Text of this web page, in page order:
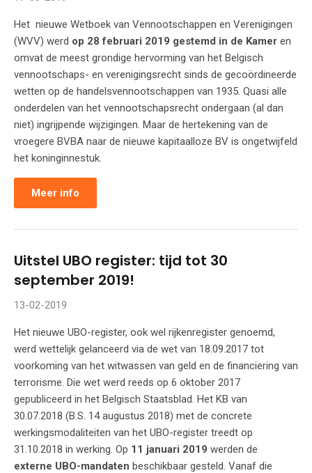
Het nieuwe Wetboek van Vennootschappen en Verenigingen
(WVV) werd op 28 februari 2019 gestemd in de Kamer en
omvat de meest grondige hervorming van het Belgisch
vennootschaps- en verenigingsrecht sinds de gecoördineerde
wetten op de handelsvennootschappen van 1935. Quasi alle
onderdelen van het vennootschapsrecht ondergaan (al dan
niet) ingrijpende wijzigingen. Maar de hertekening van de
vroegere BVBA naar de nieuwe kapitaalloze BV is ongetwijfeld
het koninginnestuk.
Meer info
Uitstel UBO register: tijd tot 30
september 2019!
13-02-2019
Het nieuwe UBO-register, ook wel rijkenregister genoemd,
werd wettelijk gelanceerd via de wet van 18.09.2017 tot
voorkoming van het witwassen van geld en de financiering van
terrorisme. Die wet werd reeds op 6 oktober 2017
gepubliceerd in het Belgisch Staatsblad. Het KB van
30.07.2018 (B.S. 14 augustus 2018) met de concrete
werkingsmodaliteiten van het UBO-register treedt op
31.10.2018 in werking. Op 11 januari 2019 werden de
externe UBO-mandaten beschikbaar gesteld. Vanaf die